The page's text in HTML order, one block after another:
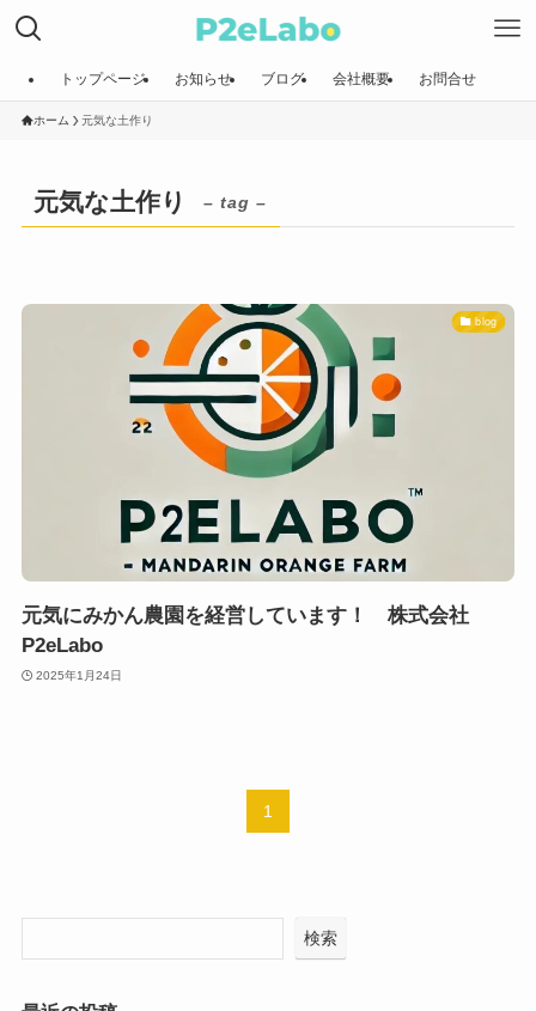
トップページ お知らせ ブログ 会社概要 お問合せ
ホーム 元気な土作り
元気な土作り – tag –
blog
元気にみかん農園を経営しています！ 株式会社
P2eLabo
2025年1月24日
1
検索